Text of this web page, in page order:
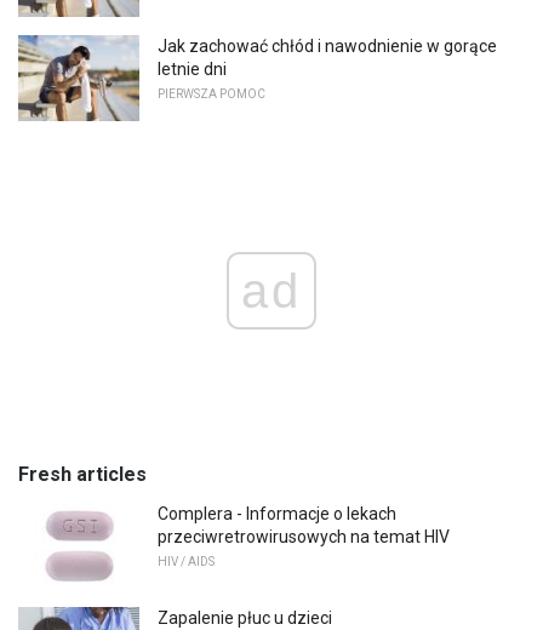
Jak zachować chłód i nawodnienie w gorące
letnie dni
PIERWSZA POMOC
ad
Fresh articles
Complera - Informacje o lekach
przeciwretrowirusowych na temat HIV
HIV / AIDS
Zapalenie płuc u dzieci